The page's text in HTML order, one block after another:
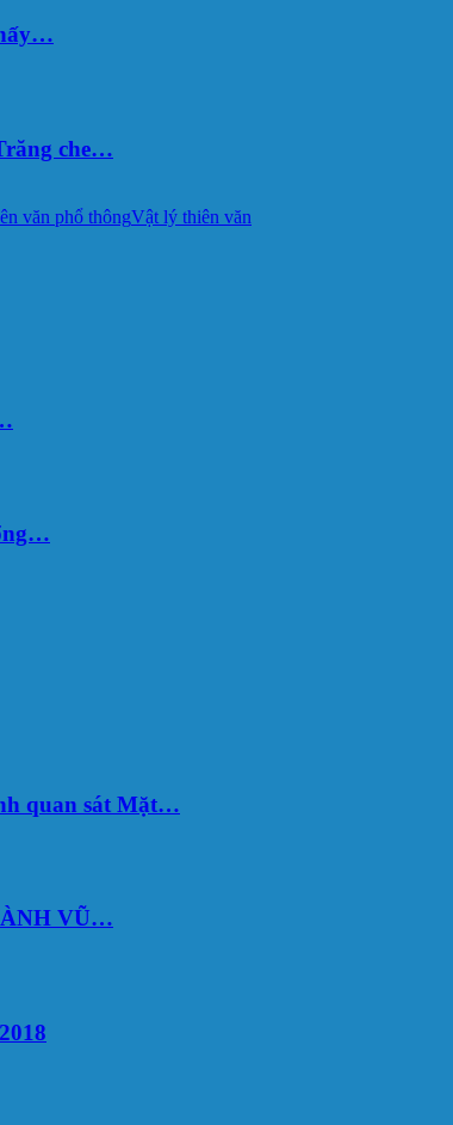
che…
văn phổ thôngVật lý thiên văn
quan sát Mặt…
VŨ…